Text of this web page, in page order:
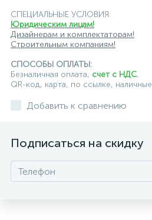
СПЕЦИАЛЬНЫЕ УСЛОВИЯ:
Юридическим лицам!
Дизайнерам и комплектаторам!
Строительным компаниям!
СПОСОБЫ ОПЛАТЫ:
Безналичная оплата, счет с НДС,
QR-код, карта, по ссылке, наличные
Добавить к сравнению
Подписаться на скидку